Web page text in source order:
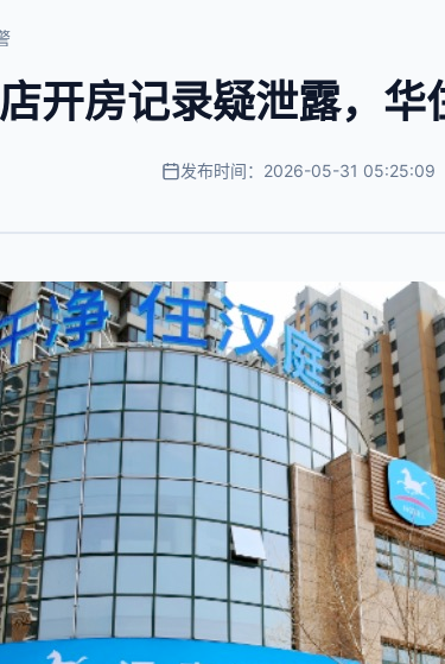
开房记录疑泄露，华
发布时间：2026-05-31 05:25:09